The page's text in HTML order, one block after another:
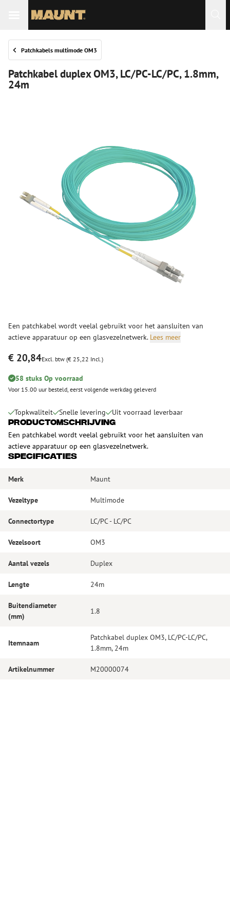
Patchkabels multimode OM3
Patchkabel duplex OM3, LC/PC-LC/PC, 1.8mm,
24m
Een patchkabel wordt veelal gebruikt voor het aansluiten van
actieve apparatuur op een glasvezelnetwerk. Lees meer
€ 20,84Excl. btw (€ 25,22 Incl.)
58 stuks Op voorraad
Voor 15.00 uur besteld, eerst volgende werkdag geleverd
Topkwaliteit Snelle levering Uit voorraad leverbaar
Productomschrijving
Een patchkabel wordt veelal gebruikt voor het aansluiten van
actieve apparatuur op een glasvezelnetwerk.
Specificaties
Merk Maunt
Vezeltype Multimode
Connectortype LC/PC - LC/PC
Vezelsoort OM3
Aantal vezels Duplex
Lengte 24m
Buitendiameter
(mm)
1.8
Itemnaam
Patchkabel duplex OM3, LC/PC-LC/PC,
1.8mm, 24m
Artikelnummer M20000074